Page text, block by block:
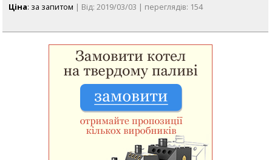
Ціна: за запитом | Від: 2019/03/03 | переглядів: 154